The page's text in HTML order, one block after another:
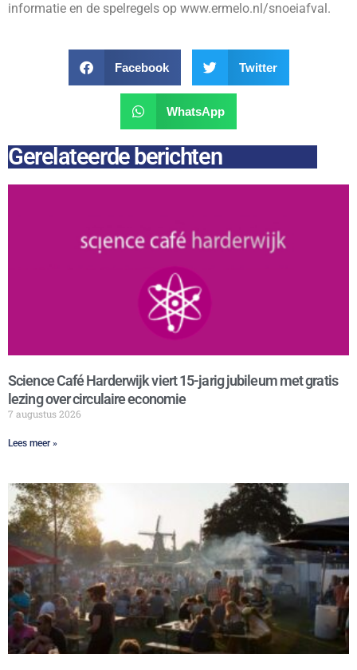
informatie en de spelregels op www.ermelo.nl/snoeiafval.
Facebook Twitter
WhatsApp
Gerelateerde berichten
Science Café Harderwijk viert 15-jarig jubileum met gratis
lezing over circulaire economie
7 augustus 2026
Lees meer »